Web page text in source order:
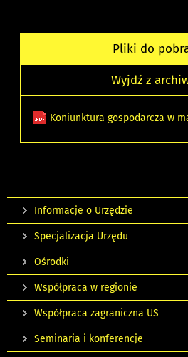
Pliki do
Wyjdź z
Koniunktura gospodarcza w
Informacje o Urzędzie
Specjalizacja Urzędu
Ośrodki
Współpraca w regionie
Współpraca zagraniczna US
Seminaria i konferencje